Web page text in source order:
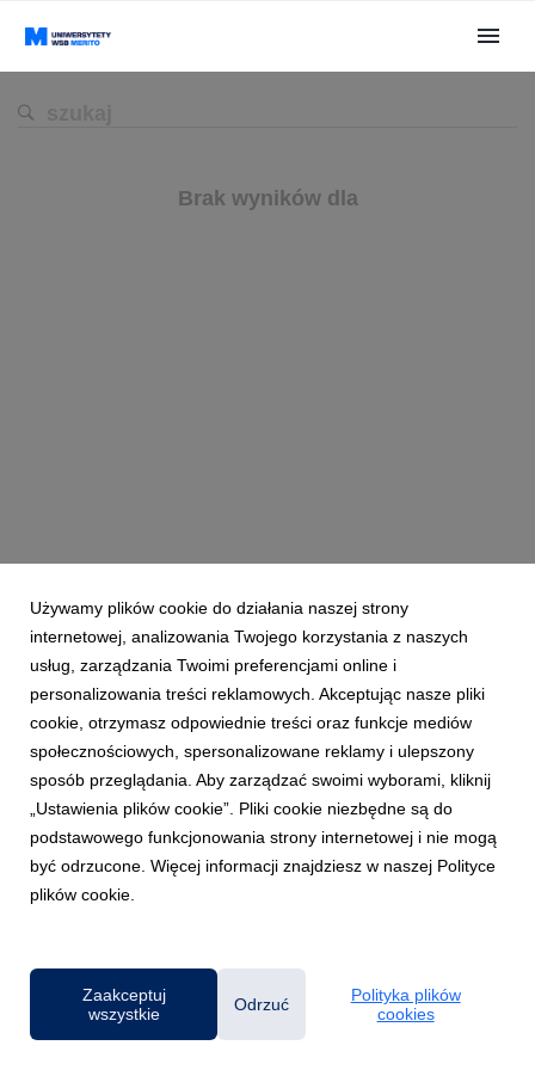
Brak wyników dla
Klauzula RODO
Używamy plików cookie do działania naszej strony
internetowej, analizowania Twojego korzystania z naszych
usług, zarządzania Twoimi preferencjami online i
personalizowania treści reklamowych. Akceptując nasze pliki
cookie, otrzymasz odpowiednie treści oraz funkcje mediów
społecznościowych, spersonalizowane reklamy i ulepszony
sposób przeglądania. Aby zarządzać swoimi wyborami, kliknij
„Ustawienia plików cookie”. Pliki cookie niezbędne są do
podstawowego funkcjonowania strony internetowej i nie mogą
być odrzucone. Więcej informacji znajdziesz w naszej Polityce
plików cookie.
Zaakceptuj
wszystkie
Odrzuć
Polityka plików
cookies